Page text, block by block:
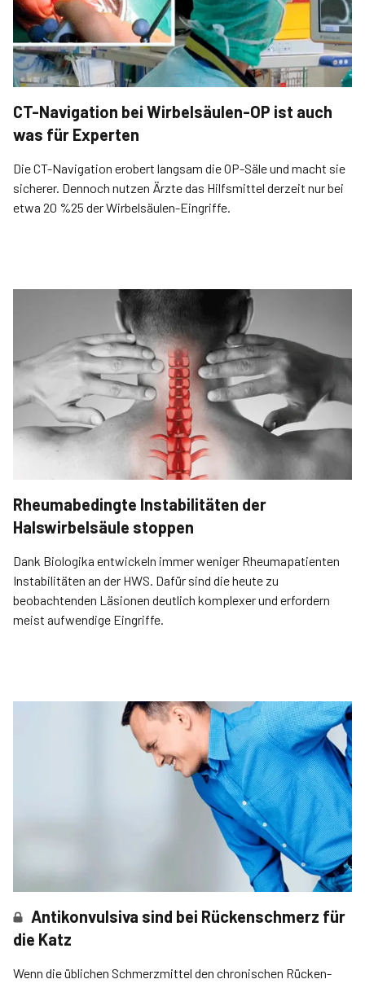
CT-Navigation bei Wirbelsäulen-OP ist auch
was für Experten
Die CT-Navigation erobert langsam die OP-Säle und macht sie
sicherer. Dennoch nutzen Ärzte das Hilfsmittel derzeit nur bei
etwa 20 %25 der Wirbelsäulen-Eingriffe.
Rheumabedingte Instabilitäten der
Halswirbelsäule stoppen
Dank Biologika entwickeln immer weniger Rheumapatienten
Instabilitäten an der HWS. Dafür sind die heute zu
beobachtenden Läsionen deutlich komplexer und erfordern
meist aufwendige Eingriffe.
Antikonvulsiva sind bei Rückenschmerz für
die Katz
Wenn die üblichen Schmerzmittel den chronischen Rücken-